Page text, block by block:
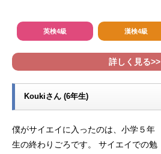
英検4級 漢検4級
詳しく見る>>
Koukiさん (6年生)
僕がサイエイに入ったのは、小学５年
生の終わりごろです。 サイエイでの勉